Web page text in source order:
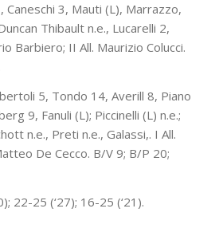
3, Mauti (L), Marrazzo,
Thibault n.e., Lucarelli 2,
Barbiero; II All. Maurizio Colucci.
5, Tondo 14, Averill 8, Piano
9, Fanuli (L); Piccinelli (L) n.e.;
n.e., Preti n.e., Galassi,. I All.
De Cecco. B/V 9; B/P 20;
22-25 (‘27); 16-25 (‘21).